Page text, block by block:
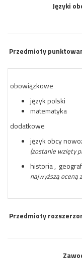
Języki
Przedmioty
obowiązkowe
język polski
matematyka
dodatkowe
język obcy
(zostanie wzięty
historia ,
najwyższą oceną
Przedmioty